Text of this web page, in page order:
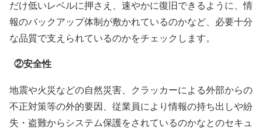
だけ低いレベルに押さえ、速やかに復旧できるように、情
報のバックアップ体制が敷かれているのかなど、必要十分
な品質で支えられているのかをチェックします。
②安全性
地震や火災などの自然災害、クラッカーによる外部からの
不正対策等の外的要因、従業員により情報の持ち出しや紛
失・盗難からシステム保護をされているのかなとのセキュ